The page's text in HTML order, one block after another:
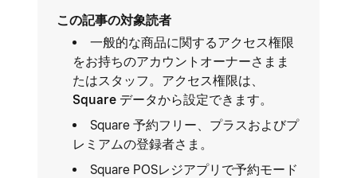
この記事の対象読者
一般的な商品に関するアクセス権限
をお持ちのアカウントオーナーさまま
たはスタッフ。アクセス権限は、
Square データから設定できます。
Square 予約フリー、プラスおよびプ
レミアムの登録者さま。
Square POSレジアプリで予約モード